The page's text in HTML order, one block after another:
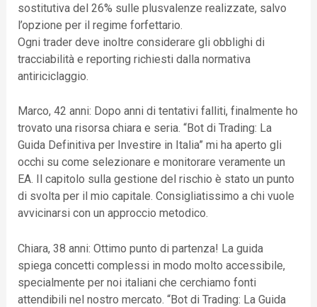
sostitutiva del 26% sulle plusvalenze realizzate, salvo
l’opzione per il regime forfettario.
Ogni trader deve inoltre considerare gli obblighi di
tracciabilità e reporting richiesti dalla normativa
antiriciclaggio.
Marco, 42 anni: Dopo anni di tentativi falliti, finalmente ho
trovato una risorsa chiara e seria. “Bot di Trading: La
Guida Definitiva per Investire in Italia” mi ha aperto gli
occhi su come selezionare e monitorare veramente un
EA. Il capitolo sulla gestione del rischio è stato un punto
di svolta per il mio capitale. Consigliatissimo a chi vuole
avvicinarsi con un approccio metodico.
Chiara, 38 anni: Ottimo punto di partenza! La guida
spiega concetti complessi in modo molto accessibile,
specialmente per noi italiani che cerchiamo fonti
attendibili nel nostro mercato. “Bot di Trading: La Guida